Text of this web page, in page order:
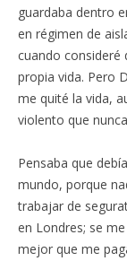
guardaba dentro
en régimen de
cuando consideré
propia vida. Pero
me quité la vida,
violento que
Pensaba que
mundo, porque
trabajar de
en Londres; se
mejor que me